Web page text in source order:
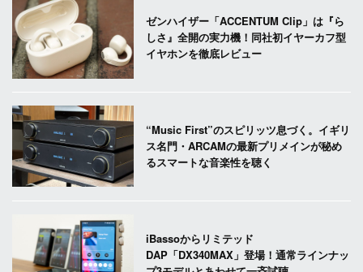
ゼンハイザー「ACCENTUM Clip」は『ら
しさ』全開の実力機！同社初イヤーカフ型
イヤホンを徹底レビュー
“Music First”のスピリッツ息づく。イギリ
ス名門・ARCAMの最新プリメインが秘め
るスマートな音楽性を聴く
iBassoからリミテッド
DAP「DX340MAX」登場！通常ラインナッ